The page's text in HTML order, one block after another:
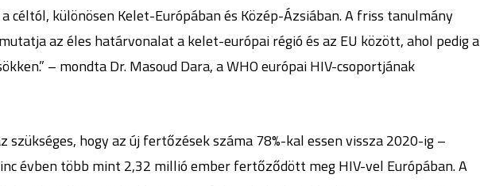
céltól, különösen Kelet-Európában és Közép-Ázsiában. A friss tanulmány
az éles határvonalat a kelet-európai régió és az EU között, ahol pedig a
– mondta Dr. Masoud Dara, a WHO európai HIV-csoportjának
hogy az új fertőzések száma 78%-kal essen vissza 2020-ig –
évben több mint 2,32 millió ember fertőződött meg HIV-vel Európában. A